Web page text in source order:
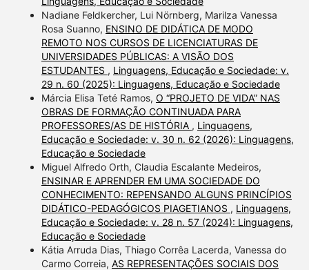
Nadiane Feldkercher, Lui Nörnberg, Marilza Vanessa
Rosa Suanno, ENSINO DE DIDÁTICA DE MODO
REMOTO NOS CURSOS DE LICENCIATURAS DE
UNIVERSIDADES PÚBLICAS: A VISÃO DOS
ESTUDANTES , Linguagens, Educação e Sociedade: v.
29 n. 60 (2025): Linguagens, Educação e Sociedade
Márcia Elisa Teté Ramos, O “PROJETO DE VIDA” NAS
OBRAS DE FORMAÇÃO CONTINUADA PARA
PROFESSORES/AS DE HISTÓRIA , Linguagens,
Educação e Sociedade: v. 30 n. 62 (2026): Linguagens,
Educação e Sociedade
Miguel Alfredo Orth, Claudia Escalante Medeiros,
ENSINAR E APRENDER EM UMA SOCIEDADE DO
CONHECIMENTO: REPENSANDO ALGUNS PRINCÍPIOS
DIDÁTICO-PEDAGÓGICOS PIAGETIANOS , Linguagens,
Educação e Sociedade: v. 28 n. 57 (2024): Linguagens,
Educação e Sociedade
Kátia Arruda Dias, Thiago Corrêa Lacerda, Vanessa do
Carmo Correia, AS REPRESENTAÇÕES SOCIAIS DOS